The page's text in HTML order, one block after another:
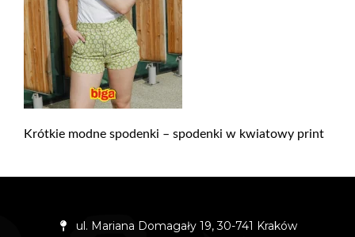
Krótkie modne spodenki – spodenki w kwiatowy print
ul. Mariana Domagały 19, 30-741 Kraków